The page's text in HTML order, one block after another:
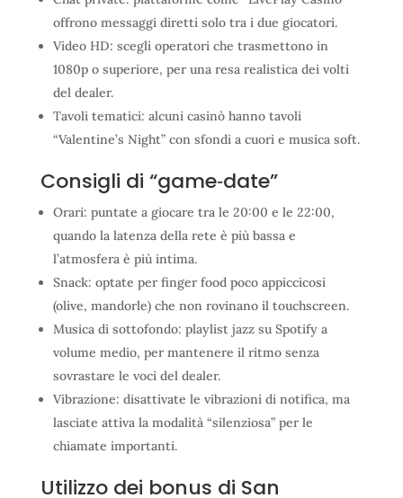
offrono messaggi diretti solo tra i due giocatori.
Video HD: scegli operatori che trasmettono in
1080p o superiore, per una resa realistica dei volti
del dealer.
Tavoli tematici: alcuni casinò hanno tavoli
“Valentine’s Night” con sfondi a cuori e musica soft.
Consigli di “game‑date”
Orari: puntate a giocare tra le 20:00 e le 22:00,
quando la latenza della rete è più bassa e
l’atmosfera è più intima.
Snack: optate per finger food poco appiccicosi
(olive, mandorle) che non rovinano il touchscreen.
Musica di sottofondo: playlist jazz su Spotify a
volume medio, per mantenere il ritmo senza
sovrastare le voci del dealer.
Vibrazione: disattivate le vibrazioni di notifica, ma
lasciate attiva la modalità “silenziosa” per le
chiamate importanti.
Utilizzo dei bonus di San